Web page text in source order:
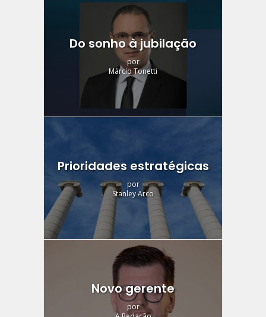
Do sonho à jubilação
por
Márcio Tonetti
Prioridades estratégicas
por
Stanley Arco
Novo gerente
por